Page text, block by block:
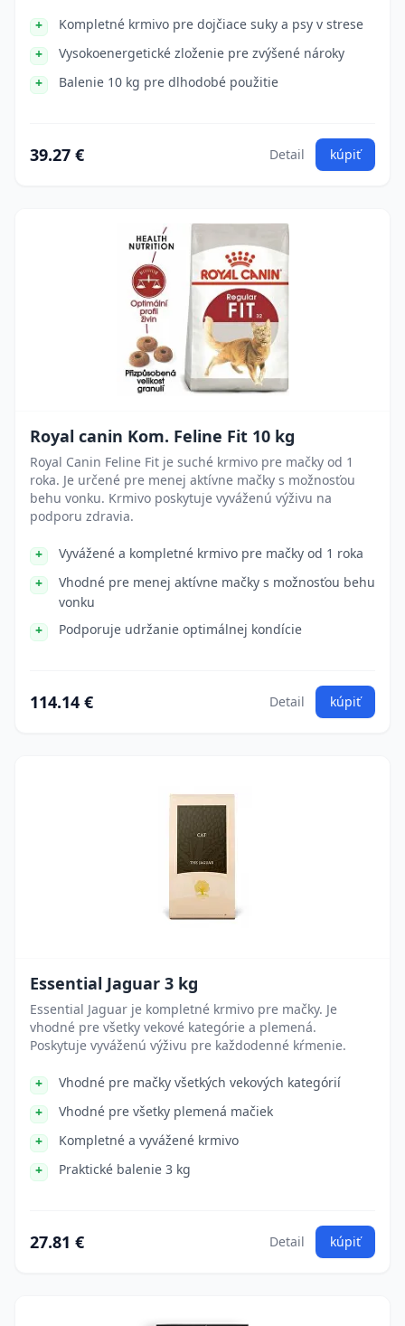
Kompletné krmivo pre dojčiace suky a psy v strese
Vysokoenergetické zloženie pre zvýšené nároky
Balenie 10 kg pre dlhodobé použitie
39.27 € Detail kúpiť
Royal canin Kom. Feline Fit 10 kg
Royal Canin Feline Fit je suché krmivo pre mačky od 1
roka. Je určené pre menej aktívne mačky s možnosťou
behu vonku. Krmivo poskytuje vyváženú výživu na
podporu zdravia.
Vyvážené a kompletné krmivo pre mačky od 1 roka
Vhodné pre menej aktívne mačky s možnosťou behu
vonku
Podporuje udržanie optimálnej kondície
114.14 € Detail kúpiť
Essential Jaguar 3 kg
Essential Jaguar je kompletné krmivo pre mačky. Je
vhodné pre všetky vekové kategórie a plemená.
Poskytuje vyváženú výživu pre každodenné kŕmenie.
Vhodné pre mačky všetkých vekových kategórií
Vhodné pre všetky plemená mačiek
Kompletné a vyvážené krmivo
Praktické balenie 3 kg
27.81 € Detail kúpiť